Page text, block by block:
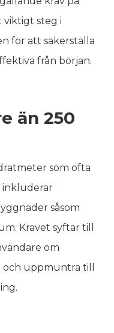
steg i
för att säkerställa
från början.
än 250
som ofta
inkluderar
såsom
Kravet syftar till
om
uppmuntra till